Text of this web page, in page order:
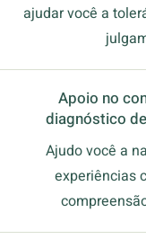
ajudar você a
Apoio no
diagnóstico
Ajudo você a
experiências